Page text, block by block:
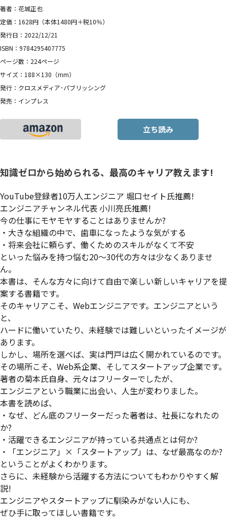
著者：花城正也
定価：1628円（本体1480円＋税10％）
発行日：2022/12/21
ISBN：9784295407775
ページ数：224ページ
サイズ：188×130（mm）
発行：クロスメディア･パブリッシング
発売：インプレス
立ち読み
知識ゼロから始められる、最高のキャリア教えます!
YouTube登録者10万人エンジニア 堀口セイト氏推薦!
エンジニアチャンネル代表 小川亮氏推薦!
今の仕事にモヤモヤすることはありませんか?
・大きな組織の中で、歯車になったような気がする
・将来会社に頼らず、働くためのスキルがなくて不安
といった悩みを持つ悩む20〜30代の方々は少なくありませ
ん。
本書は、そんな方々に向けて自由で楽しい新しいキャリアを提
案する書籍です。
そのキャリアこそ、Webエンジニアです。エンジニアという
と、
ハードに働いていたり、未経験では難しいといったイメージが
あります。
しかし、場所を選べば、実は門戸は広く開かれているのです。
その場所こそ、Web系企業、そしてスタートアップ企業です。
著者の菊本氏自身、元々はフリーターでしたが、
エンジニアという職業に出会い、人生が変わりました。
本書を読めば、
・なぜ、どん底のフリーターだった著者は、社長になれたの
か?
・活躍できるエンジニアが持っている共通点とは何か?
・「エンジニア」×「スタートアップ」は、なぜ最高なのか?
ということがよくわかります。
さらに、未経験から活躍する方法についてもわかりやすく解
説!
エンジニアやスタートアップに馴染みがない人にも、
ぜひ手に取ってほしい書籍です。